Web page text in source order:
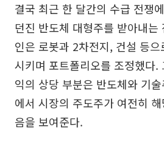
결국 최근 한 달간의 수급 전쟁
던진 반도체 대형주를 받아내는
인은 로봇과 2차전지, 건설 등
시키며 포트폴리오를 조정했다.
익의 상당 부분은 반도체와 기
에서 시장의 주도주가 여전히
음을 보여준다.